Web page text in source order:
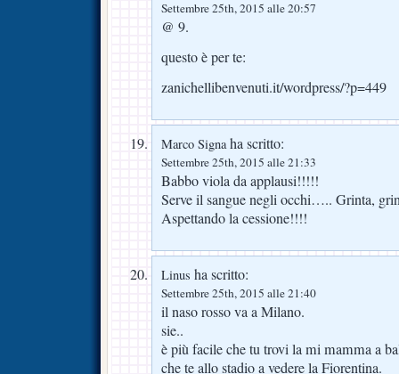
Settembre 25th, 2015 alle 20:57
@ 9.
questo è per te:
zanichellibenvenuti.it/wordpress/?p=449
Marco Signaha scritto:
Settembre 25th, 2015 alle 21:33
Babbo viola da applausi!!!!!
Serve il sangue negli occhi….. Grinta,
Aspettando la cessione!!!!
Linus ha scritto:
Settembre 25th, 2015 alle 21:40
il naso rosso va a Milano.
sie..
è più facile che tu trovi la mi mamma a
che te allo stadio a vedere la Fiorentina.